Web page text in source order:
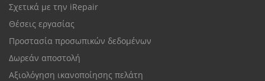
Σχετικά με την iRepair
Θέσεις εργασίας
Προστασία προσωπικών δεδομένων
Δωρεάν αποστολή
Αξιολόγηση ικανοποίησης πελάτη